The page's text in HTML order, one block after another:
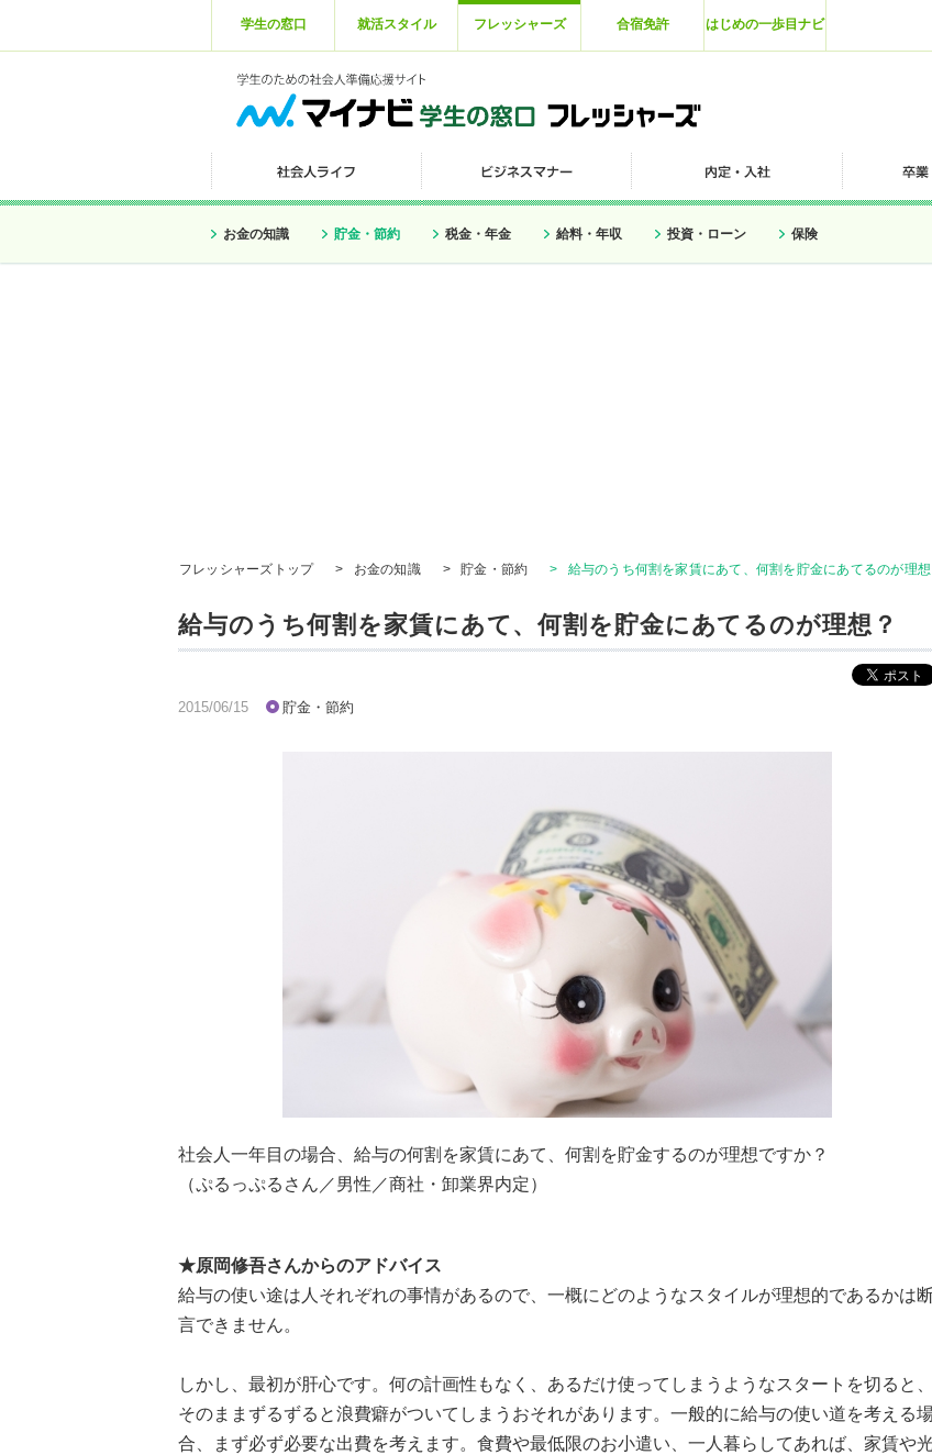
学生の窓口 就活スタイル フレッシャーズ 合宿免許 はじめの一歩目ナビ
お金の知識 貯金・節約 税金・年金 給料・年収 投資・ローン 保険
フレッシャーズトップ > お金の知識 > 貯金・節約 > 給与のうち何割を家賃にあて、何割を貯金にあてるのが理想
給与のうち何割を家賃にあて、何割を貯金にあてるのが理想？
2015/06/15 貯金・節約
社会人一年目の場合、給与の何割を家賃にあて、何割を貯金するのが理想ですか？
（ぷるっぷるさん／男性／商社・卸業界内定）
★原岡修吾さんからのアドバイス
給与の使い途は人それぞれの事情があるので、一概にどのようなスタイルが理想的であるかは
言できません。
しかし、最初が肝心です。何の計画性もなく、あるだけ使ってしまうようなスタートを切ると、
そのままずるずると浪費癖がついてしまうおそれがあります。一般的に給与の使い道を考える
合、まず必ず必要な出費を考えます。食費や最低限のお小遣い、一人暮らしてあれば、家賃や